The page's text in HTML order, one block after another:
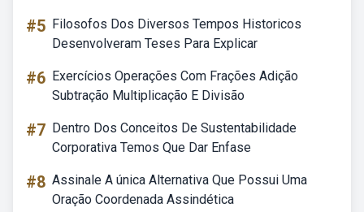
#5 Filosofos Dos Diversos Tempos Historicos
Desenvolveram Teses Para Explicar
#6 Exercícios Operações Com Frações Adição
Subtração Multiplicação E Divisão
#7 Dentro Dos Conceitos De Sustentabilidade
Corporativa Temos Que Dar Enfase
#8 Assinale A única Alternativa Que Possui Uma
Oração Coordenada Assindética